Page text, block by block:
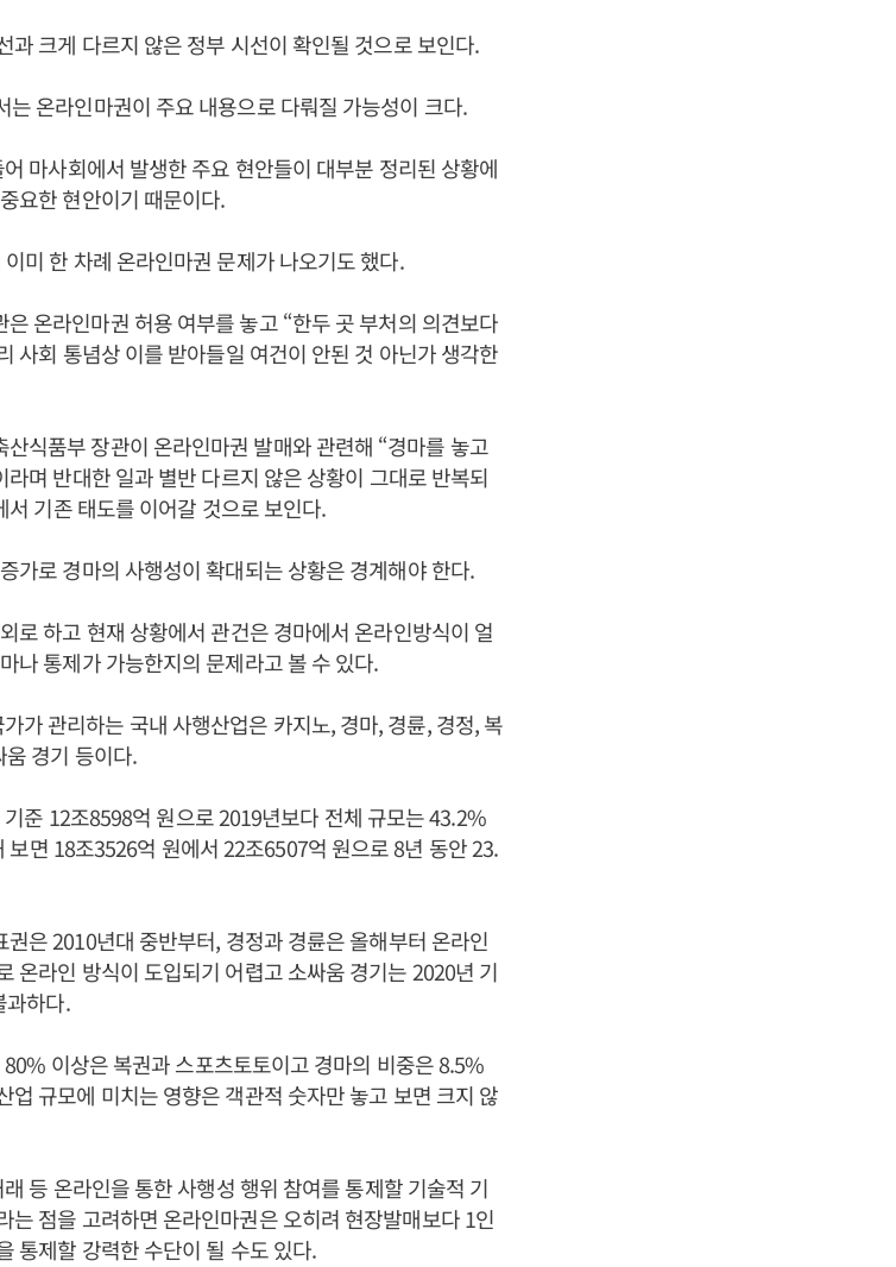
과 크게 다르지 않은 정부 시선이 확인될 것으로 보인다.
온라인마권이 주요 내용으로 다뤄질 가능성이 크다.
마사회에서 발생한 주요 현안들이 대부분 정리된 상황에
요한 현안이기 때문이다.
미 한 차례 온라인마권 문제가 나오기도 했다.
온라인마권 허용 여부를 놓고 “한두 곳 부처의 의견보다
사회 통념상 이를 받아들일 여건이 안된 것 아닌가 생각한
식품부 장관이 온라인마권 발매와 관련해 “경마를 놓고
며 반대한 일과 별반 다르지 않은 상황이 그대로 반복되
기존 태도를 이어갈 것으로 보인다.
가로 경마의 사행성이 확대되는 상황은 경계해야 한다.
로 하고 현재 상황에서 관건은 경마에서 온라인방식이 얼
나 통제가 가능한지의 문제라고 볼 수 있다.
가 관리하는 국내 사행산업은 카지노, 경마, 경륜, 경정, 복
경기 등이다.
준 12조8598억 원으로 2019년보다 전체 규모는 43.2%
면 18조3526억 원에서 22조6507억 원으로 8년 동안 23.
은 2010년대 중반부터, 경정과 경륜은 올해부터 온라인
온라인 방식이 도입되기 어렵고 소싸움 경기는 2020년 기
과하다.
이상은 복권과 스포츠토토이고 경마의 비중은 8.5%
업 규모에 미치는 영향은 객관적 숫자만 놓고 보면 크지 않
등 온라인을 통한 사행성 행위 참여를 통제할 기술적 기
는 점을 고려하면 온라인마권은 오히려 현장발매보다 1인
통제할 강력한 수단이 될 수도 있다.